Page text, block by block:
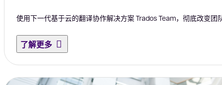
使用下一代基于云的翻译协作解决方案 Trados Team，彻底改变团
了解更多